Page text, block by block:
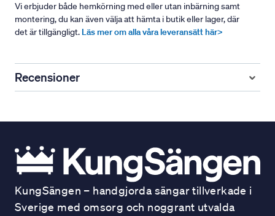
Vi erbjuder både hemkörning med eller utan inbärning samt
montering, du kan även välja att hämta i butik eller lager, där
det är tillgängligt. Läs mer om alla våra leveransätt här>
Recensioner
KungSängen – handgjorda sängar tillverkade i
Sverige med omsorg och noggrant utvalda